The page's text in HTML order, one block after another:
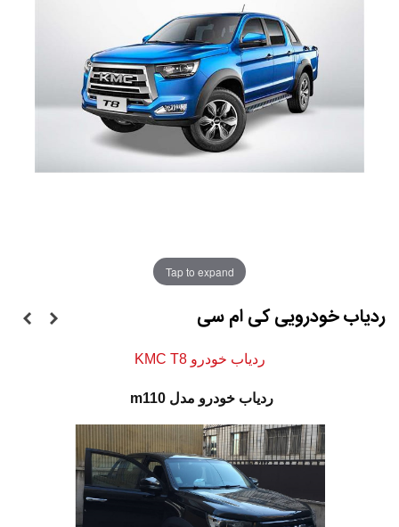
Tap to expand
ردیاب خودرویی کی ام سی
ردیاب خودرو KMC T8
ردیاب خودرو مدل m110